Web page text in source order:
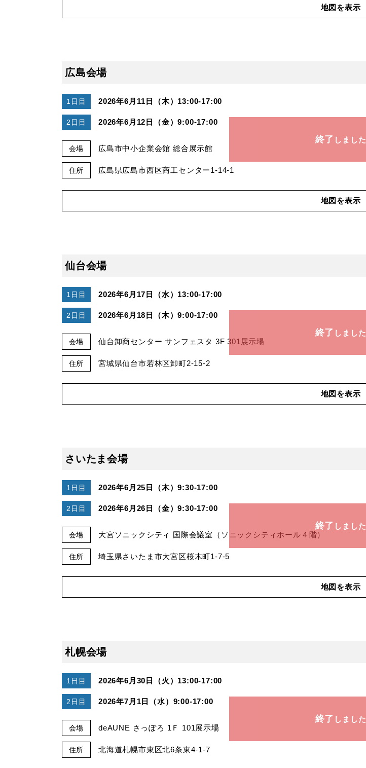
地図を表示
終了 しました
広島会場
1日目 2026年6月11日（木）13:00-17:00
2日目 2026年6月12日（金）9:00-17:00
会場 広島市中小企業会館 総合展示館
住所 広島県広島市西区商工センター1-14-1
地図を表示
終了 しました
仙台会場
1日目 2026年6月17日（水）13:00-17:00
2日目 2026年6月18日（木）9:00-17:00
会場 仙台卸商センター サンフェスタ 3F 301展示場
住所 宮城県仙台市若林区卸町2-15-2
地図を表示
終了 しました
さいたま会場
1日目 2026年6月25日（木）9:30-17:00
2日目 2026年6月26日（金）9:30-17:00
会場 大宮ソニックシティ 国際会議室（ソニックシティホール４階）
住所 埼玉県さいたま市大宮区桜木町1-7-5
地図を表示
終了 しました
札幌会場
1日目 2026年6月30日（火）13:00-17:00
2日目 2026年7月1日（水）9:00-17:00
会場 deAUNE さっぽろ 1Ｆ 101展示場
住所 北海道札幌市東区北6条東4-1-7